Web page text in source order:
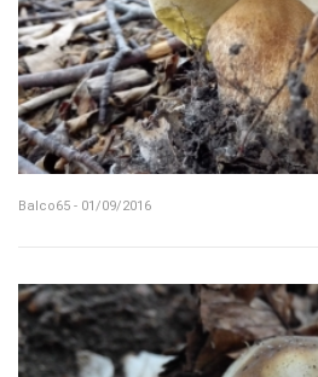
Balco65 - 01/09/2016